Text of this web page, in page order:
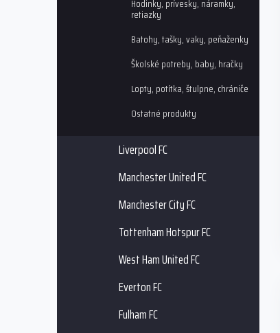
Hodinky, prívesky, náramky,
retiazky
Batohy, tašky, vaky, peňaženky
Školské potreby, baby, hračky
Lopty, potítka, štulpne, chrániče
Ostatné produkty
Liverpool FC
Manchester United FC
Manchester City FC
Tottenham Hotspur FC
West Ham United FC
Everton FC
Fulham FC